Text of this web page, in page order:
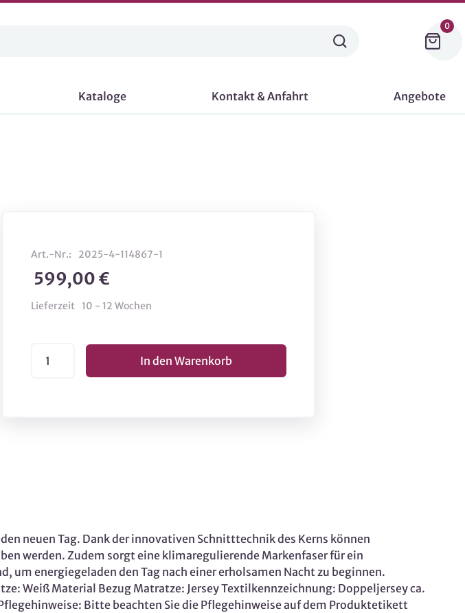
0
Kataloge Kontakt & Anfahrt Angebote
Art.-Nr.: 2025-4-114867-1
599,00 €
Lieferzeit 10 - 12 Wochen
neuen Tag. Dank der innovativen Schnitttechnik des Kerns können
werden. Zudem sorgt eine klimaregulierende Markenfaser für ein
um energiegeladen den Tag nach einer erholsamen Nacht zu beginnen.
Weiß Material Bezug Matratze: Jersey Textilkennzeichnung: Doppeljersey ca.
Bitte beachten Sie die Pflegehinweise auf dem Produktetikett